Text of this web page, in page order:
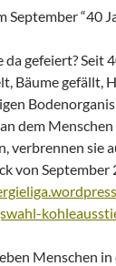
September “40
da gefeiert? Seit
Bäume gefällt,
an dem
verbrennen sie
von September
Menschen in